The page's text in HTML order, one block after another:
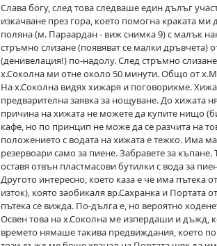
Слава богу, след това следваше един дълъг
изкачване през гора, което помогна краката ми
поляна (м. Параардан - виж снимка 9) с малък
стръмно слизане (появяват се малки дръвчета)
(денивелация!) по-надолу. След стръмно
х.Соколна ми отне около 50 минути. Общо от
На х.Соколна видях хижаря и поговорихме.
предварителна заявка за нощуване. До хижата
причина на хижата не можете да купите нищо
кафе, но по принцип не може да се разчита на
положението с водата на хижата е тежко. Има
резервоари само за пиене. Забравете за
оставя отвън пластмасови бутилки с вода за
Другото интересно, което каза е че има пътека
изток), която заобикаля вр.Сахранка и Портата
пътека се вижда. По-дълга е, но вероятно
Освен това на х.Соколна ме изпердаши и дъжд,
времето нямаше такива предвиждания, което